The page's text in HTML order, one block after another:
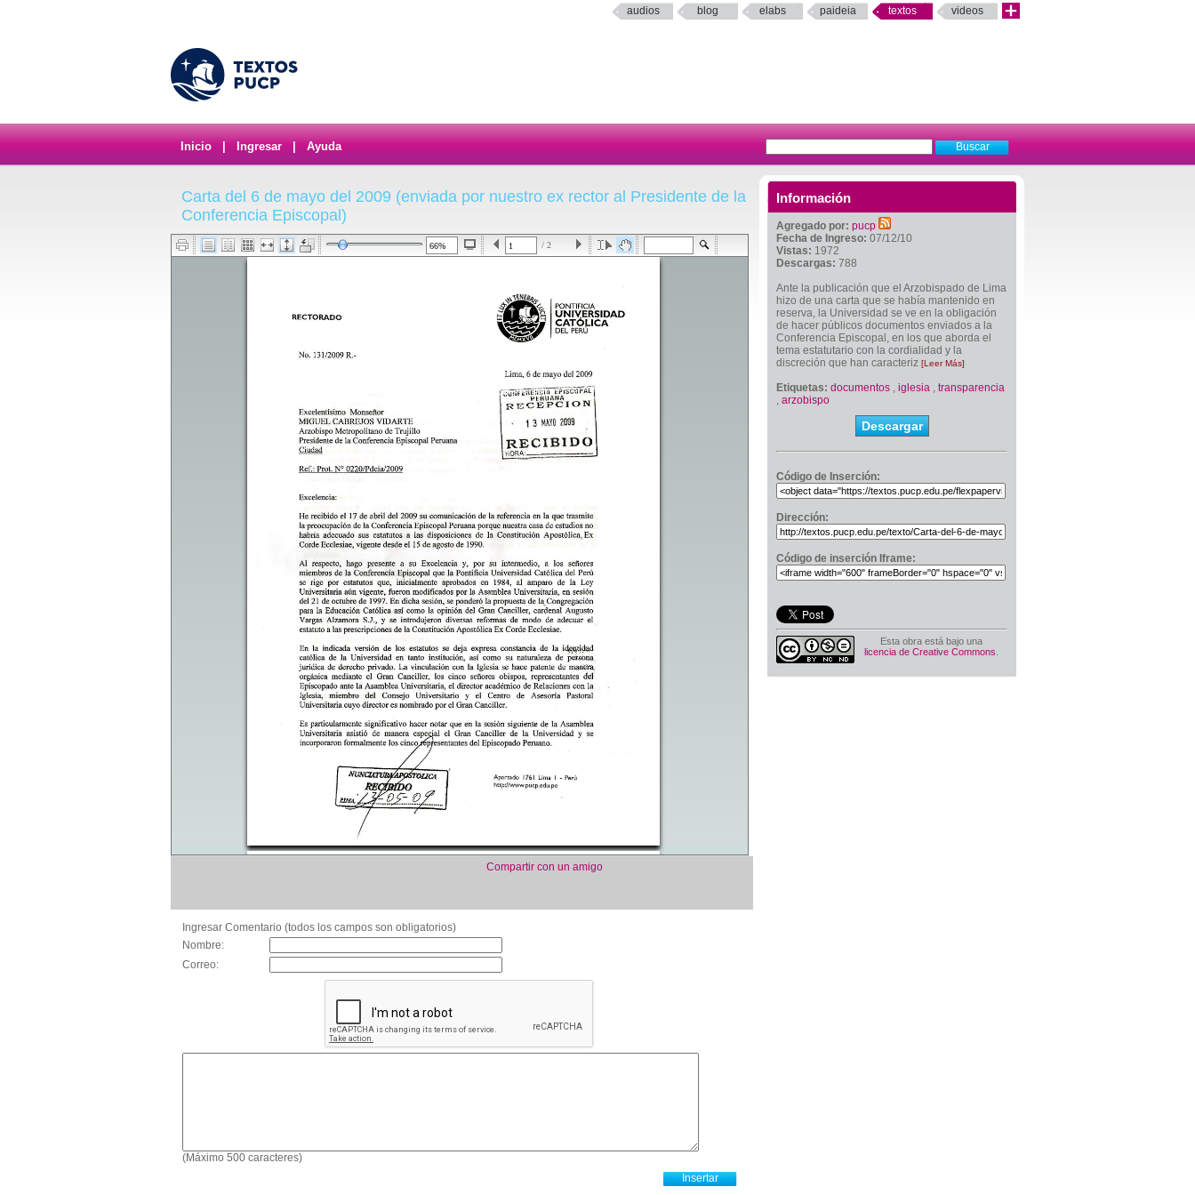
audios blog elabs paideia textos videos
Inicio Ingresar Ayuda
Información
Agregado por: pucp
Fecha de Ingreso: 07/12/10
Vistas: 1972
Descargas: 788
Ante la publicación que el Arzobispado de Lima
hizo de una carta que se había mantenido en
reserva, la Universidad se ve en la obligación
de hacer públicos documentos enviados a la
Conferencia Episcopal, en los que aborda el
tema estatutario con la cordialidad y la
discreción que han caracteriz [Leer Más]
Etiquetas: documentos , iglesia , transparencia
, arzobispo
Descargar
Código de Inserción:
Dirección:
Código de inserción Iframe:
Esta obra está bajo una
licencia de Creative Commons
Carta del 6 de mayo del 2009 (enviada por nuestro ex rector al Presidente de la
Conferencia Episcopal)
/ 2
Compartir con un amigo
Ingresar Comentario (todos los campos son obligatorios)
Nombre:
Correo:
(Máximo 500 caracteres)